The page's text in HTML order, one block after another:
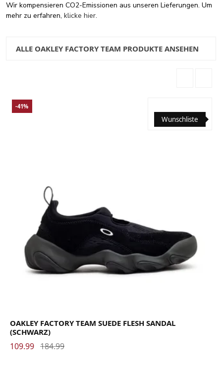
Wir kompensieren CO2-Emissionen aus unseren Lieferungen. Um
mehr zu erfahren, klicke hier.
ALLE OAKLEY FACTORY TEAM PRODUKTE ANSEHEN
Wunschliste
-41%
OAKLEY FACTORY TEAM SUEDE FLESH SANDAL
(SCHWARZ)
109.99 184.99